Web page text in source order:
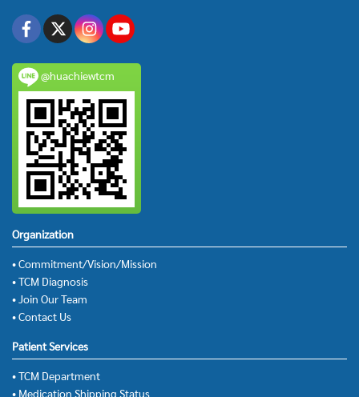
@huachiewtcm
Organization
• Commitment/Vision/Mission
• TCM Diagnosis
• Join Our Team
• Contact Us
Patient Services
• TCM Department
• Medication Shipping Status